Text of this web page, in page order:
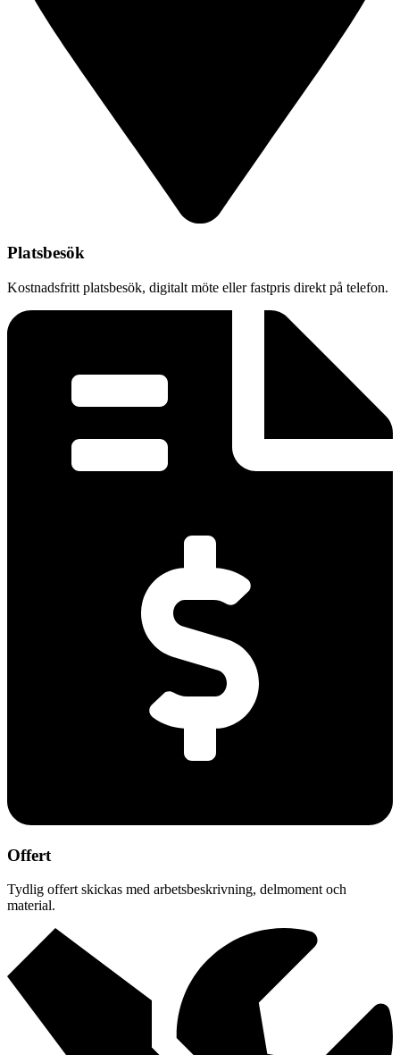
Platsbesök
Kostnadsfritt platsbesök, digitalt möte eller fastpris direkt på telefon.
Offert
Tydlig offert skickas med arbetsbeskrivning, delmoment och
material.